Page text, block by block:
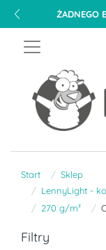
ŻADNEGO
Start
Sklep
LennyLight -
270 g/m²
Filtry